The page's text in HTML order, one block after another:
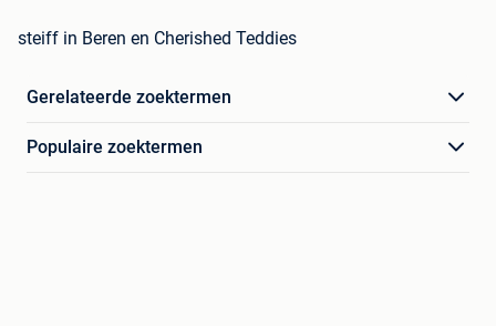
steiff in Beren en Cherished Teddies
Gerelateerde zoektermen
Populaire zoektermen